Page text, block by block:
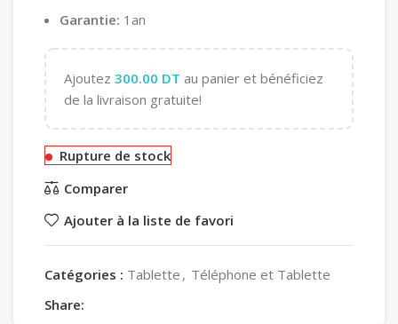
Garantie: 1an
Ajoutez 300.00 DT au panier et bénéficiez
de la livraison gratuite!
Rupture de stock
Comparer
Ajouter à la liste de favori
Catégories : Tablette , Téléphone et Tablette
Share: